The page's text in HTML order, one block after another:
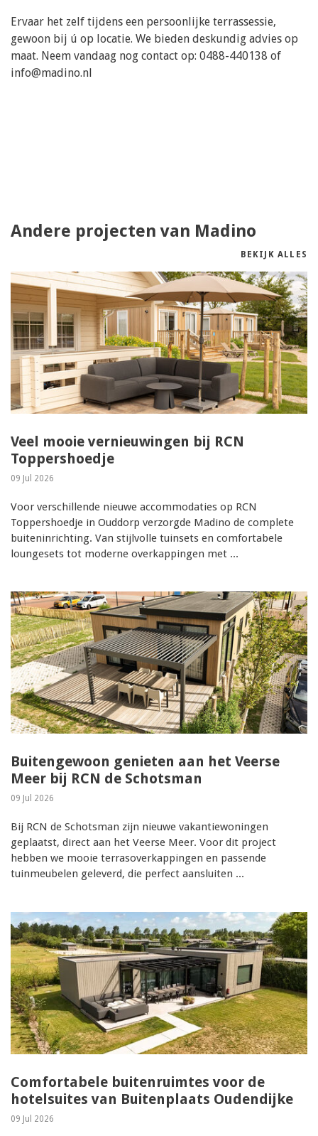
Ervaar het zelf tijdens een persoonlijke terrassessie,
gewoon bij ú op locatie. We bieden deskundig advies op
maat. Neem vandaag nog contact op: 0488-440138 of
info@madino.nl
Andere projecten van Madino
BEKIJK ALLES
Veel mooie vernieuwingen bij RCN
Toppershoedje
09 Jul 2026
Voor verschillende nieuwe accommodaties op RCN
Toppershoedje in Ouddorp verzorgde Madino de complete
buiteninrichting. Van stijlvolle tuinsets en comfortabele
loungesets tot moderne overkappingen met ...
Buitengewoon genieten aan het Veerse
Meer bij RCN de Schotsman
09 Jul 2026
Bij RCN de Schotsman zijn nieuwe vakantiewoningen
geplaatst, direct aan het Veerse Meer. Voor dit project
hebben we mooie terrasoverkappingen en passende
tuinmeubelen geleverd, die perfect aansluiten ...
Comfortabele buitenruimtes voor de
hotelsuites van Buitenplaats Oudendijke
09 Jul 2026